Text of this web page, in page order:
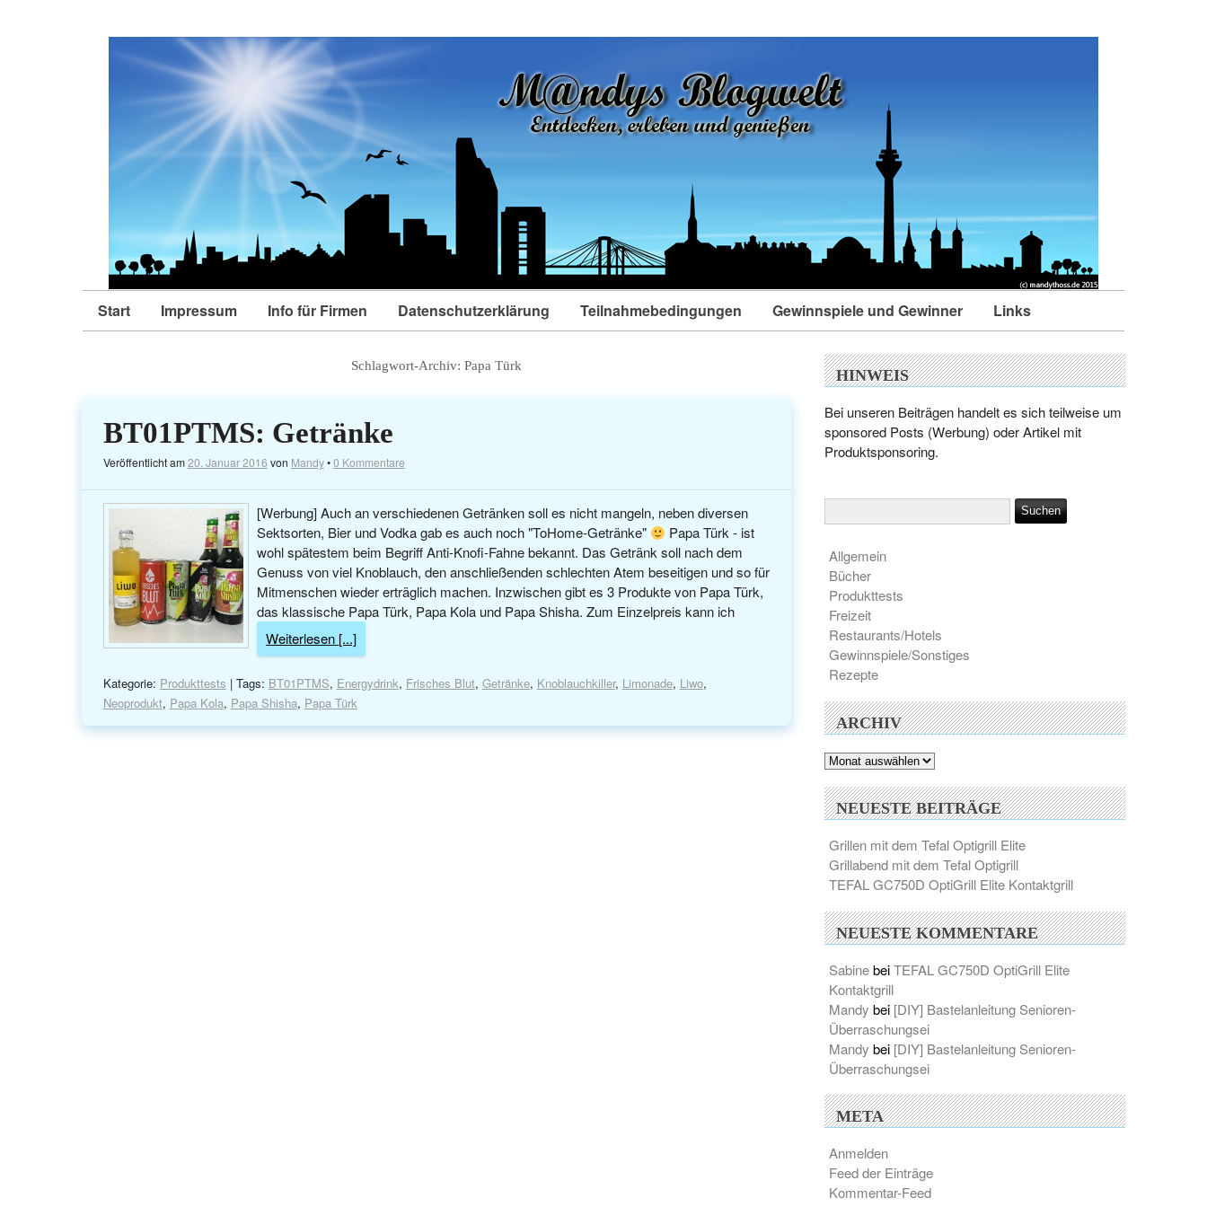
Start Impressum Info für Firmen Datenschutzerklärung Teilnahmebedingungen Gewinnspiele und Gewinner Links
Schlagwort-Archiv:Papa Türk
BT01PTMS: Getränke
Veröffentlicht am20. Januar 2016 von Mandy•0 Kommentare
[Werbung] Auch an verschiedenen Getränken soll es nicht mangeln, neben diversen
Sektsorten, Bier und Vodka gab es auch noch "ToHome-Getränke"
Papa Türk - ist
wohl spätestem beim Begriff Anti-Knofi-Fahne bekannt. Das Getränk soll nach dem
Genuss von viel Knoblauch, den anschließenden schlechten Atem beseitigen und so für
Mitmenschen wieder erträglich machen. Inzwischen gibt es 3 Produkte von Papa Türk,
das klassische Papa Türk, Papa Kola und Papa Shisha. Zum Einzelpreis kann ich
Weiterlesen [...]
Kategorie: Produkttests | Tags: BT01PTMS, Energydrink, Frisches Blut, Getränke, Knoblauchkiller, Limonade, Liwo,
Neoprodukt, Papa Kola, Papa Shisha, Papa Türk
HINWEIS
Bei unseren Beiträgen handelt es sich teilweise um
sponsored Posts (Werbung) oder Artikel mit
Produktsponsoring.
Allgemein
Bücher
Produkttests
Freizeit
Restaurants/Hotels
Gewinnspiele/Sonstiges
Rezepte
ARCHIV
Archiv
NEUESTE BEITRÄGE
Grillen mit dem Tefal Optigrill Elite
Grillabend mit dem Tefal Optigrill
TEFAL GC750D OptiGrill Elite Kontaktgrill
NEUESTE KOMMENTARE
SabinebeiTEFAL GC750D OptiGrill Elite
Kontaktgrill
Mandy bei [DIY] Bastelanleitung Senioren-
Überraschungsei
Mandy bei [DIY] Bastelanleitung Senioren-
Überraschungsei
META
Anmelden
Feed der Einträge
Kommentar-Feed